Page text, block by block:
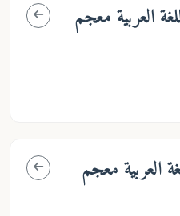
معجم
معجم